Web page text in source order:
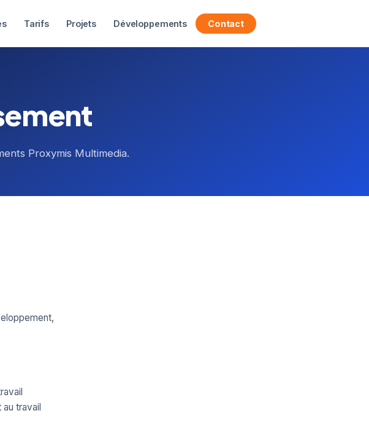
Tarifs Projets Développements Contact
Proxymis Multimedia.
travail